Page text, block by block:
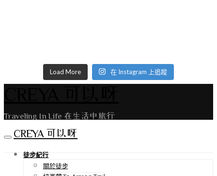
Load More 在 Instagram 上追蹤
Traveling In Life 在生活中旅行
CREYA 可以呀
徒步紀行
關於徒步